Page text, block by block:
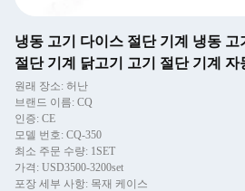
냉동 고기 다이스 절단 기계 냉동 고
절단 기계 닭고기 고기 절단 기계 자
원래 장소: 허난
브랜드 이름: CQ
인증: CE
모델 번호: CQ-350
최소 주문 수량: 1SET
가격: USD3500-3200set
포장 세부 사항: 목재 케이스